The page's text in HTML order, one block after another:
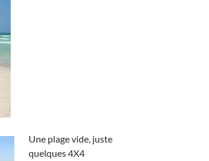
Une plage vide, juste
quelques 4X4